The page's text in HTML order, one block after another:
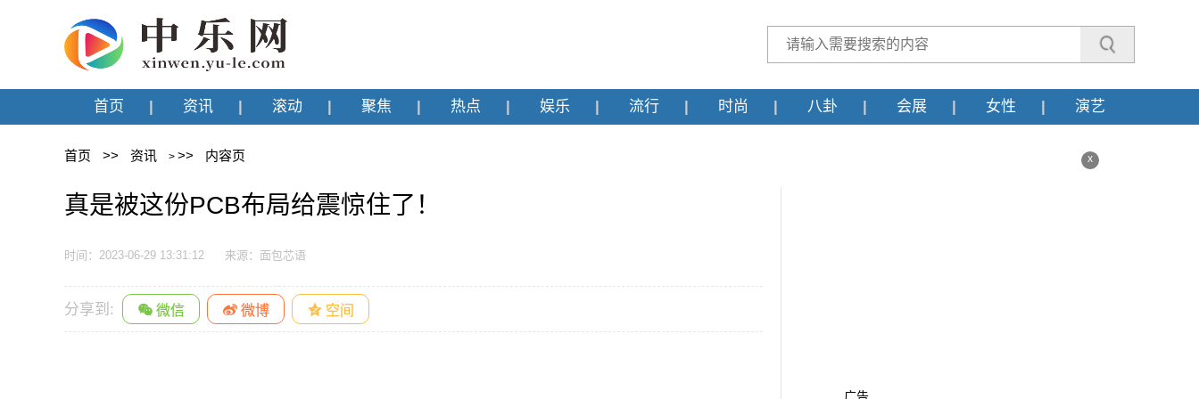
首页 资讯 滚动 聚焦 热点 娱乐 流行 时尚 八卦 会展 女性 演艺
首页 >> 资讯 > >> 内容页
真是被这份PCB布局给震惊住了！
时间：2023-06-29 13:31:12 来源：面包芯语
分享到:
x